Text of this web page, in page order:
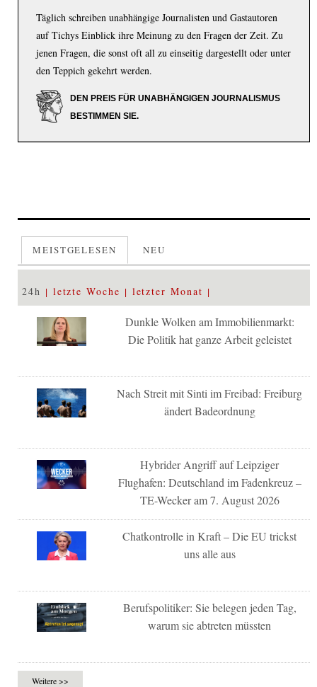
Täglich schreiben unabhängige Journalisten und Gastautoren
auf Tichys Einblick ihre Meinung zu den Fragen der Zeit. Zu
jenen Fragen, die sonst oft all zu einseitig dargestellt oder unter
den Teppich gekehrt werden.
DEN PREIS FÜR UNABHÄNGIGEN JOURNALISMUS
BESTIMMEN SIE.
MEISTGELESEN NEU
24h letzte Woche letzter Monat
Dunkle Wolken am Immobilienmarkt:
Die Politik hat ganze Arbeit geleistet
Nach Streit mit Sinti im Freibad: Freiburg
ändert Badeordnung
Hybrider Angriff auf Leipziger
Flughafen: Deutschland im Fadenkreuz –
TE-Wecker am 7. August 2026
Chatkontrolle in Kraft – Die EU trickst
uns alle aus
Berufspolitiker: Sie belegen jeden Tag,
warum sie abtreten müssten
Weitere >>